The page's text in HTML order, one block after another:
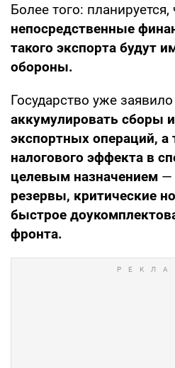
Более того: планируется,
непосредственные
такого экспорта будут
обороны.
Государство уже
аккумулировать сборы
экспортных операций, а
налогового эффекта в
целевым назначением —
резервы, критические
быстрое
фронта.